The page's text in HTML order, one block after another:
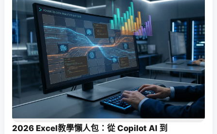
2026 Excel教學懶人包：從 Copilot AI 到